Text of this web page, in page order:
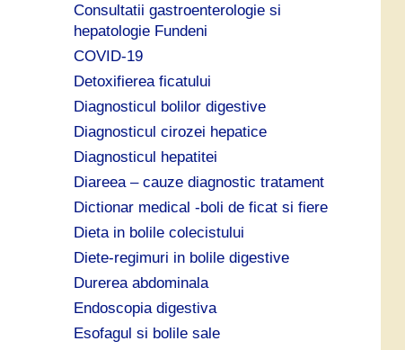
Consultatii gastroenterologie si
hepatologie Fundeni
COVID-19
Detoxifierea ficatului
Diagnosticul bolilor digestive
Diagnosticul cirozei hepatice
Diagnosticul hepatitei
Diareea – cauze diagnostic tratament
Dictionar medical -boli de ficat si fiere
Dieta in bolile colecistului
Diete-regimuri in bolile digestive
Durerea abdominala
Endoscopia digestiva
Esofagul si bolile sale